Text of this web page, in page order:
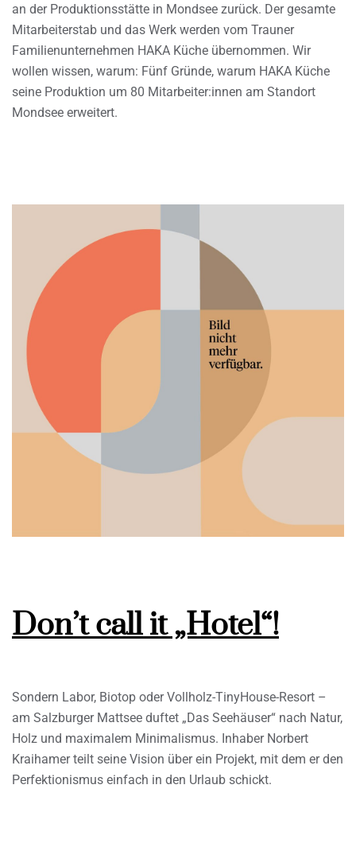
an der Produktionsstätte in Mondsee zurück. Der gesamte
Mitarbeiterstab und das Werk werden vom Trauner
Familienunternehmen HAKA Küche übernommen. Wir
wollen wissen, warum: Fünf Gründe, warum HAKA Küche
seine Produktion um 80 Mitarbeiter:innen am Standort
Mondsee erweitert.
Don’t call it „Hotel“!
Sondern Labor, Biotop oder Vollholz-TinyHouse-Resort –
am Salzburger Mattsee duftet „Das Seehäuser“ nach Natur,
Holz und maximalem Minimalismus. Inhaber Norbert
Kraihamer teilt seine Vision über ein Projekt, mit dem er den
Perfektionismus einfach in den Urlaub schickt.